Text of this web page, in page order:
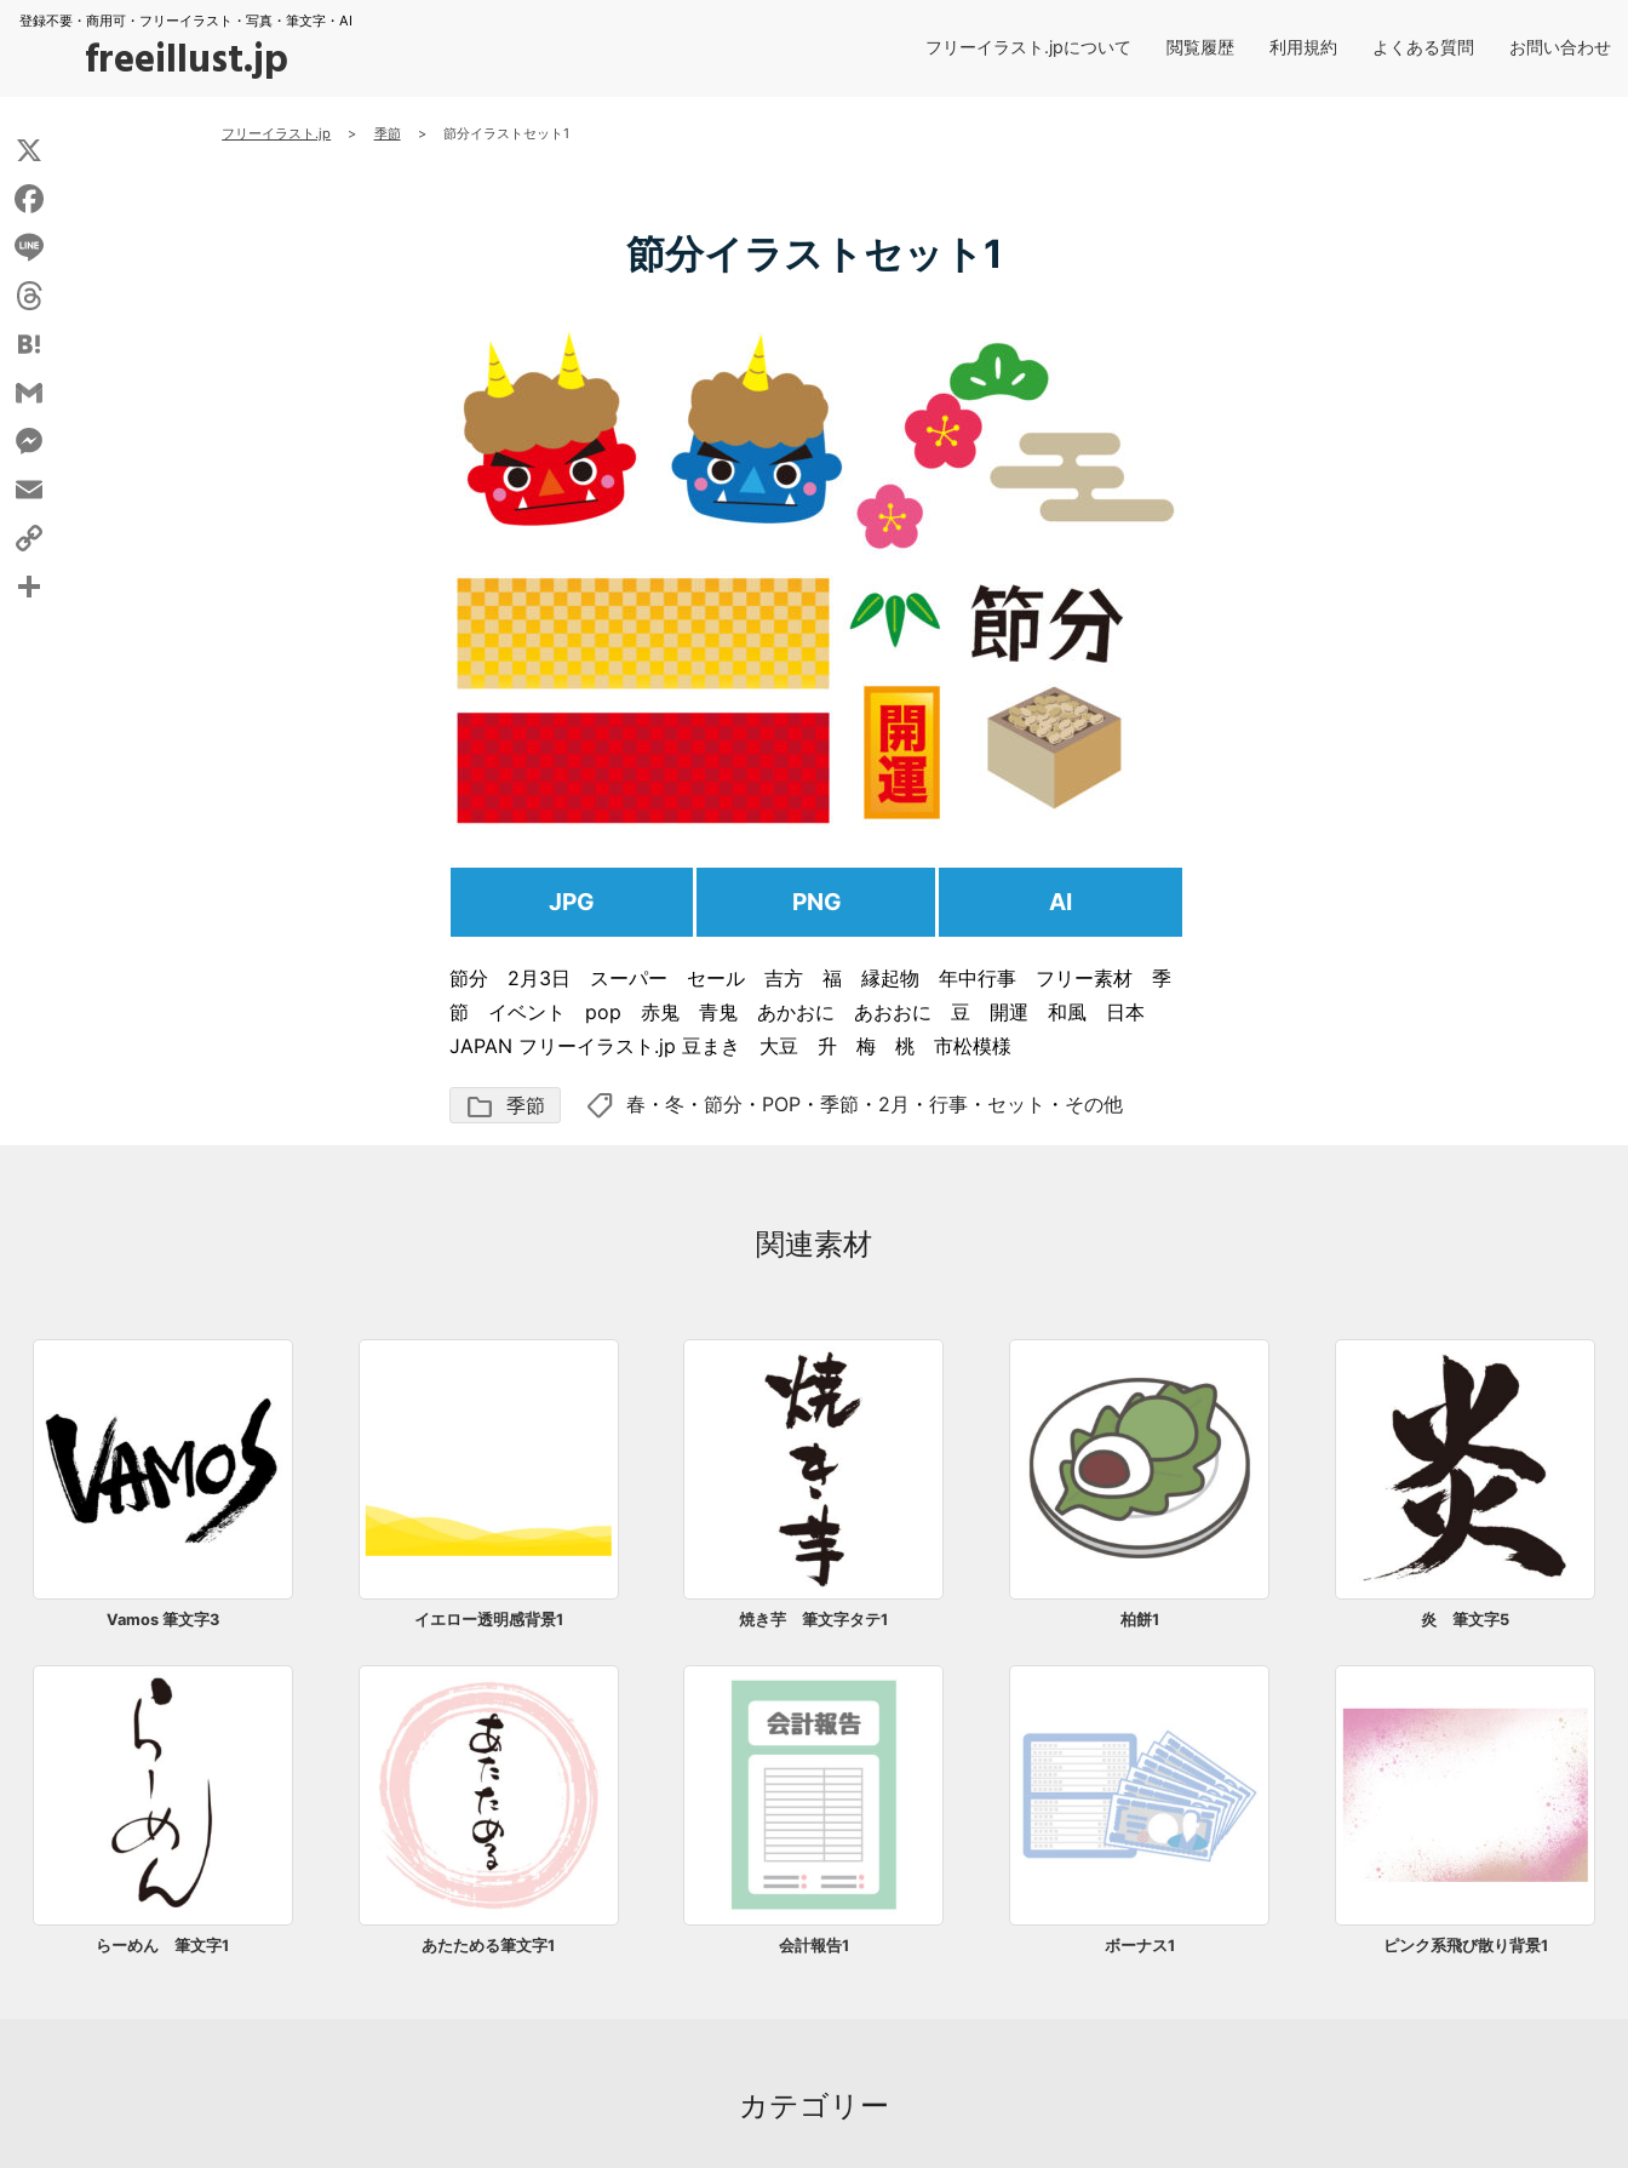
登録不要・商用可・フリーイラスト・写真・筆文字・AI
freeillust.jp フリーイラスト.jpについて 閲覧履歴 利用規約 よくある質問 お問い合わせ
フリーイラスト.jp > 季節 > 節分イラストセット1
節分イラストセット1
JPG PNG AI
節分 2月3日 スーパー セール 吉方 福 縁起物 年中行事 フリー素材 季
節 イベント pop 赤鬼 青鬼 あかおに あおおに 豆 開運 和風 日本
JAPAN フリーイラスト.jp 豆まき 大豆 升 梅 桃 市松模様
folder 季節 shoppingmode 春 ・冬 ・節分 ・ POP ・季節 ・ 2月 ・行事 ・ セット ・ その他
関連素材
Vamos 筆文字3 イエロー透明感背景1 焼き芋 筆文字タテ1 柏餅1 炎 筆文字5
らーめん 筆文字1 あたためる筆文字1 会計報告1 ボーナス1 ピンク系飛び散り背景1
カテゴリー
X
Facebook
Line
Threads
Hatena
Gmail
Messenger
Email
Copy